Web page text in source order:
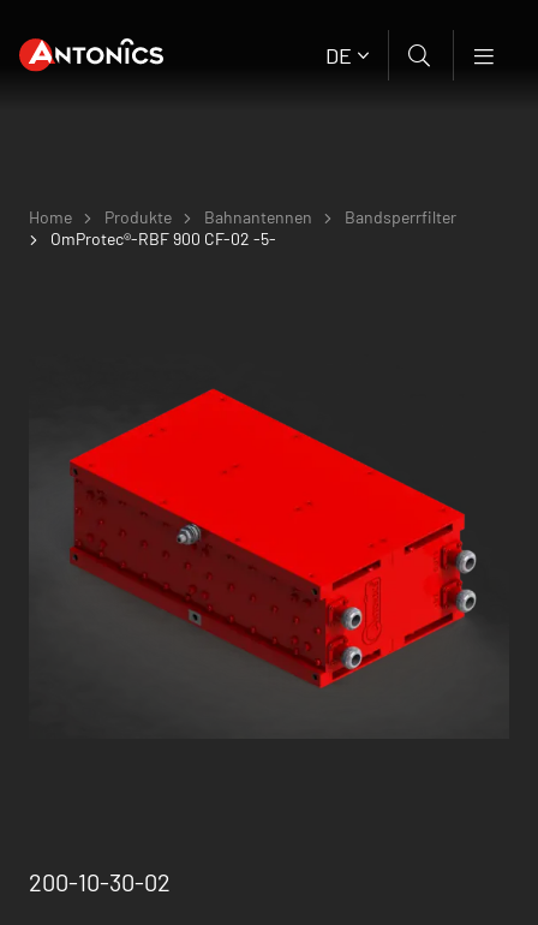
DE
Home Produkte Bahnantennen
Bandsperrfilter
OmProtec®-RBF 900 CF-02 -5-
200-10-30-02